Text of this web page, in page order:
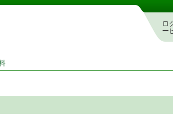
検索・予約システム
ロ
ー